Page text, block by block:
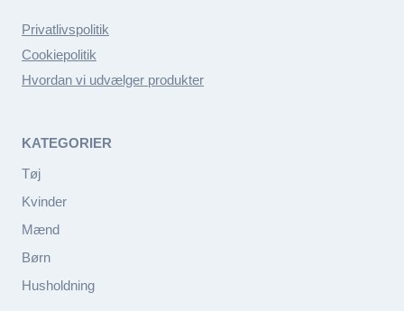
Privatlivspolitik
Cookiepolitik
Hvordan vi udvælger produkter
KATEGORIER
Tøj
Kvinder
Mænd
Børn
Husholdning